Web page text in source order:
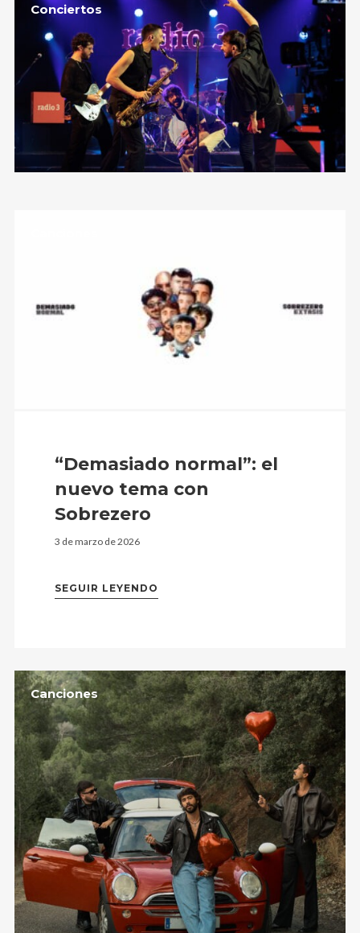
Conciertos
“Demasiado normal”: el
nuevo tema con
Sobrezero
3 de marzo de 2026
SEGUIR LEYENDO
Canciones